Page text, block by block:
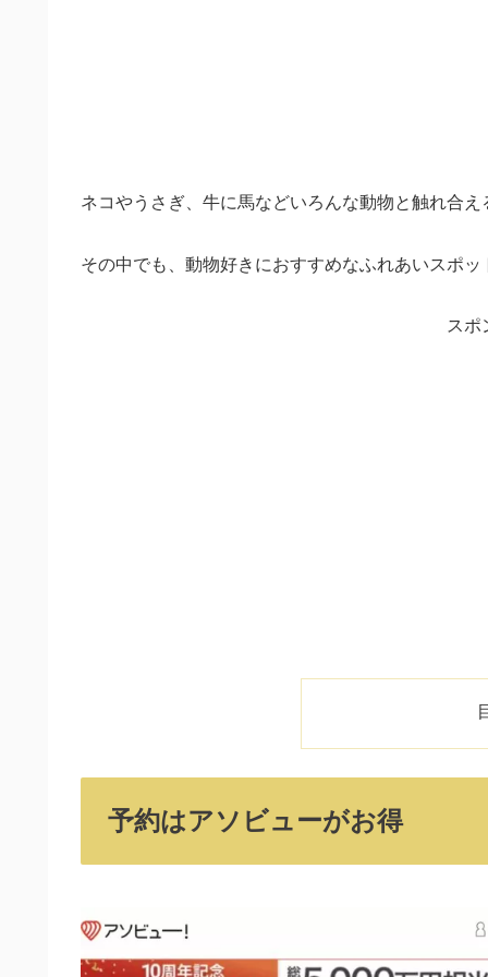
ネコやうさぎ、牛に馬などいろんな動物と触れ合
その中でも、動物好きにおすすめなふれあいスポ
スポ
予約はアソビューがお得